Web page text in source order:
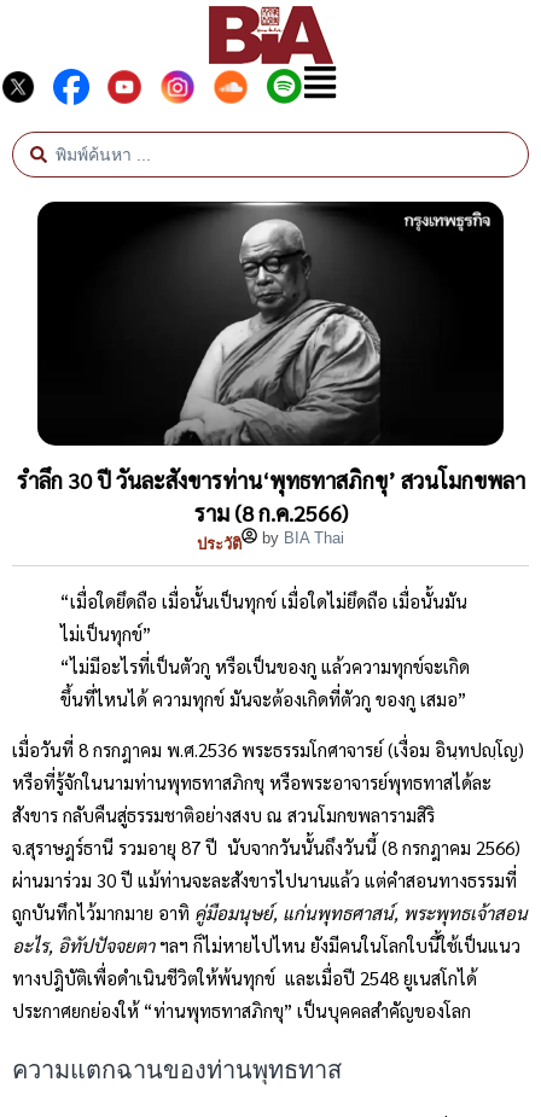
รำลึก 30 ปี วันละสังขารท่าน‘พุทธทาสภิกขุ’ สวนโมกขพลา
ราม (8 ก.ค.2566)
ประวัติ by BIA Thai
“เมื่อใดยึดถือ เมื่อนั้นเป็นทุกข์ เมื่อใดไม่ยึดถือ เมื่อนั้นมัน
ไม่เป็นทุกข์”
“ไม่มีอะไรที่เป็นตัวกู หรือเป็นของกู แล้วความทุกข์จะเกิด
ขึ้นที่ไหนได้ ความทุกข์ มันจะต้องเกิดที่ตัวกู ของกู เสมอ”
เมื่อวันที่ 8 กรกฎาคม พ.ศ.2536 พระธรรมโกศาจารย์ (เงื่อม อินฺทปญฺโญ)
หรือที่รู้จักในนามท่านพุทธทาสภิกขุ หรือพระอาจารย์พุทธทาสได้ละ
สังขาร กลับคืนสู่ธรรมชาติอย่างสงบ ณ สวนโมกขพลารามสิริ
จ.สุราษฎร์ธานี รวมอายุ 87 ปี นับจากวันนั้นถึงวันนี้ (8 กรกฎาคม 2566)
ผ่านมาร่วม 30 ปี แม้ท่านจะละสังขารไปนานแล้ว แต่คำสอนทางธรรมที่
ถูกบันทึกไว้มากมาย อาทิ คู่มือมนุษย์, แก่นพุทธศาสน์, พระพุทธเจ้าสอน
อะไร, อิทัปปัจจยตาฯลฯ ก็ไม่หายไปไหน ยังมีคนในโลกใบนี้ใช้เป็นแนว
ทางปฎิบัติเพื่อดำเนินชีวิตให้พ้นทุกข์ และเมื่อปี 2548 ยูเนสโกได้
ประกาศยกย่องให้ “ท่านพุทธทาสภิกขุ” เป็นบุคคลสำคัญของโลก
ความแตกฉานของท่านพุทธทาส